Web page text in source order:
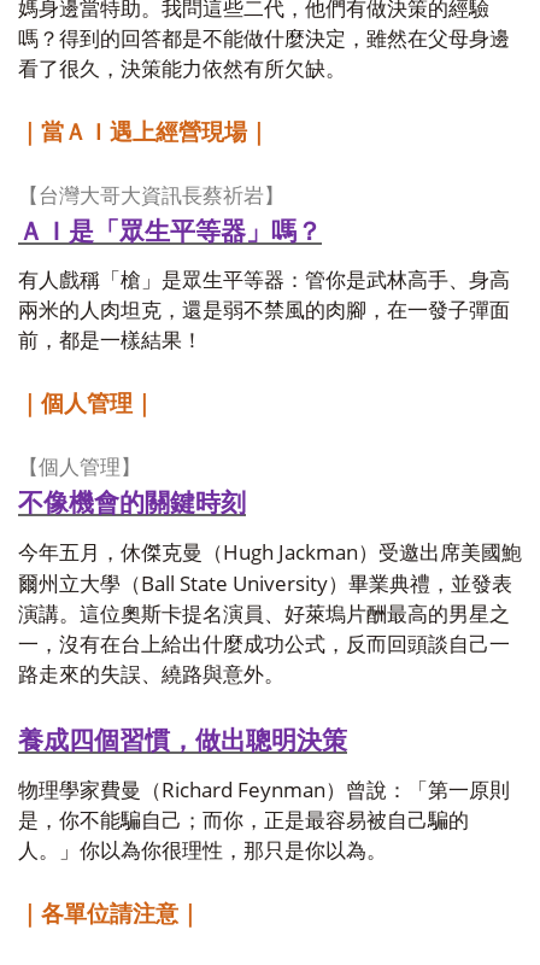
媽身邊當特助。我問這些二代，他們有做決策的經驗
嗎？得到的回答都是不能做什麼決定，雖然在父母身邊
看了很久，決策能力依然有所欠缺。
｜當ＡＩ遇上經營現場｜
【台灣大哥大資訊長蔡祈岩】
ＡＩ是「眾生平等器」嗎？
有人戲稱「槍」是眾生平等器：管你是武林高手、身高
兩米的人肉坦克，還是弱不禁風的肉腳，在一發子彈面
前，都是一樣結果！
｜個人管理｜
【個人管理】
不像機會的關鍵時刻
今年五月，休傑克曼（Hugh Jackman）受邀出席美國鮑
爾州立大學（Ball State University）畢業典禮，並發表
演講。這位奧斯卡提名演員、好萊塢片酬最高的男星之
一，沒有在台上給出什麼成功公式，反而回頭談自己一
路走來的失誤、繞路與意外。
養成四個習慣，做出聰明決策
物理學家費曼（Richard Feynman）曾說：「第一原則
是，你不能騙自己；而你，正是最容易被自己騙的
人。」你以為你很理性，那只是你以為。
｜各單位請注意｜